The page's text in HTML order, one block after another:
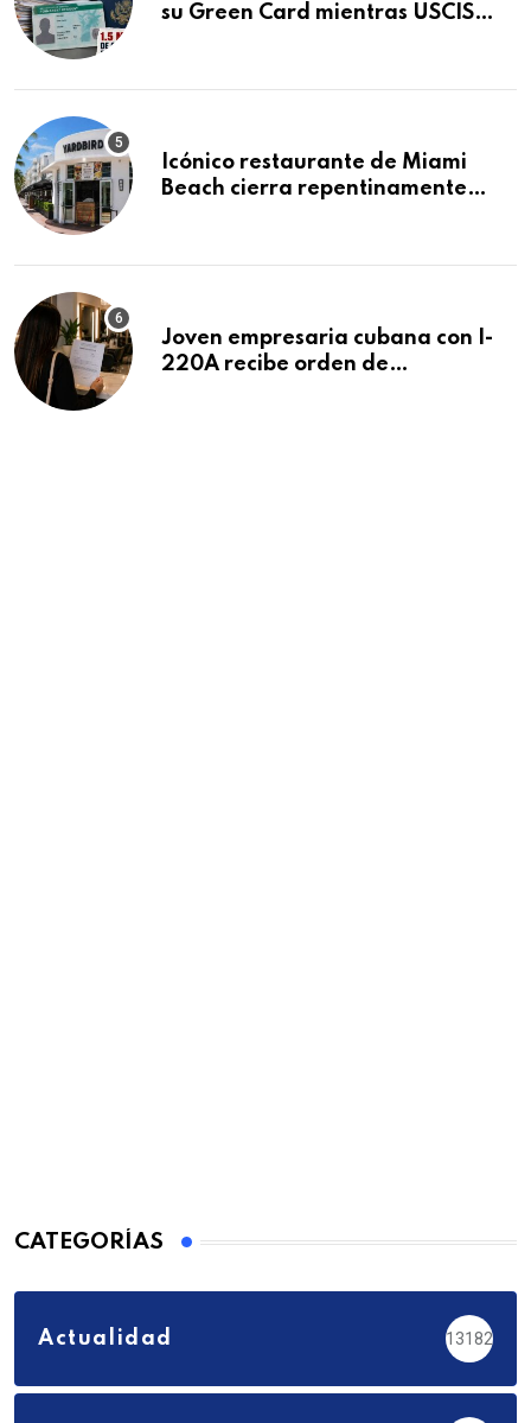
su Green Card mientras USCIS
Icónico restaurante de Miami
Beach cierra repentinamente
Joven empresaria cubana con I-
220A recibe orden de
CATEGORÍAS
Actualidad 13182